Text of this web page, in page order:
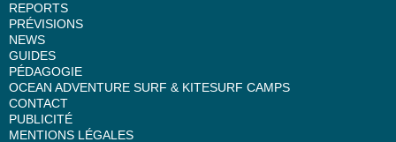
REPORTS
PRÉVISIONS
NEWS
GUIDES
PÉDAGOGIE
OCEAN ADVENTURE SURF & KITESURF CAMPS
CONTACT
PUBLICITÉ
MENTIONS LÉGALES